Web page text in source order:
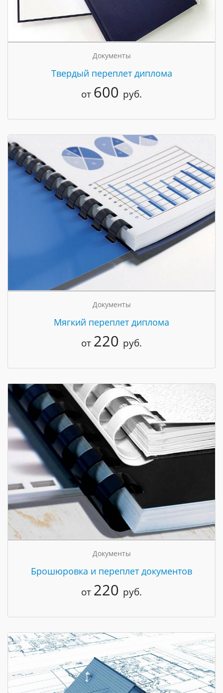
Документы
Твердый переплет диплома
от 600 руб.
Документы
Мягкий переплет диплома
от 220 руб.
Документы
Брошюровка и переплет документов
от 220 руб.